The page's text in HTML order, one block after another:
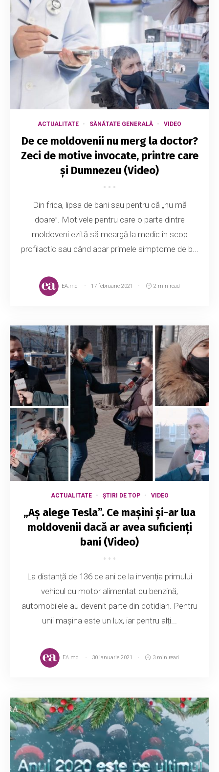
ACTUALITATE SĂNĂTATE GENERALĂ VIDEO
De ce moldovenii nu merg la doctor?
Zeci de motive invocate, printre care
și Dumnezeu (Video)
Din frica, lipsa de bani sau pentru că „nu mă
doare”. Motivele pentru care o parte dintre
moldoveni ezită să meargă la medic în scop
profilactic sau când apar primele simptome de b...
EA.md 17 februarie 2021 2 min read
ACTUALITATE ȘTIRI DE TOP VIDEO
„Aș alege Tesla”. Ce mașini și-ar lua
moldovenii dacă ar avea suficienți
bani (Video)
La distanță de 136 de ani de la invenția primului
vehicul cu motor alimentat cu benzină,
automobilele au devenit parte din cotidian. Pentru
unii mașina este un lux, iar pentru alți...
EA.md 30 ianuarie 2021 3 min read